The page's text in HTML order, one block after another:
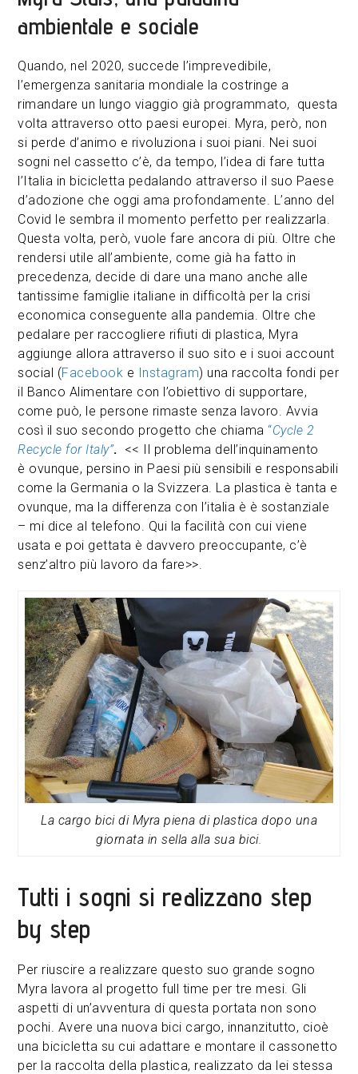
ambientale e sociale
Quando, nel 2020, succede l’imprevedibile,
l’emergenza sanitaria mondiale la costringe a
rimandare un lungo viaggio già programmato, questa
volta attraverso otto paesi europei. Myra, però, non
si perde d’animo e rivoluziona i suoi piani. Nei suoi
sogni nel cassetto c’è, da tempo, l’idea di fare tutta
l’Italia in bicicletta pedalando attraverso il suo Paese
d’adozione che oggi ama profondamente. L’anno del
Covid le sembra il momento perfetto per realizzarla.
Questa volta, però, vuole fare ancora di più. Oltre che
rendersi utile all’ambiente, come già ha fatto in
precedenza, decide di dare una mano anche alle
tantissime famiglie italiane in difficoltà per la crisi
economica conseguente alla pandemia. Oltre che
pedalare per raccogliere rifiuti di plastica, Myra
aggiunge allora attraverso il suo sito e i suoi account
social (Facebook e Instagram) una raccolta fondi per
il Banco Alimentare con l’obiettivo di supportare,
come può, le persone rimaste senza lavoro. Avvia
così il suo secondo progetto che chiama “Cycle 2
Recycle for Italy”. << Il problema dell’inquinamento
è ovunque, persino in Paesi più sensibili e responsabili
come la Germania o la Svizzera. La plastica è tanta e
ovunque, ma la differenza con l’italia è è sostanziale
– mi dice al telefono. Qui la facilità con cui viene
usata e poi gettata è davvero preoccupante, c’è
senz’altro più lavoro da fare>>.
La cargo bici di Myra piena di plastica dopo una
giornata in sella alla sua bici.
Tutti i sogni si realizzano step
by step
Per riuscire a realizzare questo suo grande sogno
Myra lavora al progetto full time per tre mesi. Gli
aspetti di un’avventura di questa portata non sono
pochi. Avere una nuova bici cargo, innanzitutto, cioè
una bicicletta su cui adattare e montare il cassonetto
per la raccolta della plastica, realizzato da lei stessa